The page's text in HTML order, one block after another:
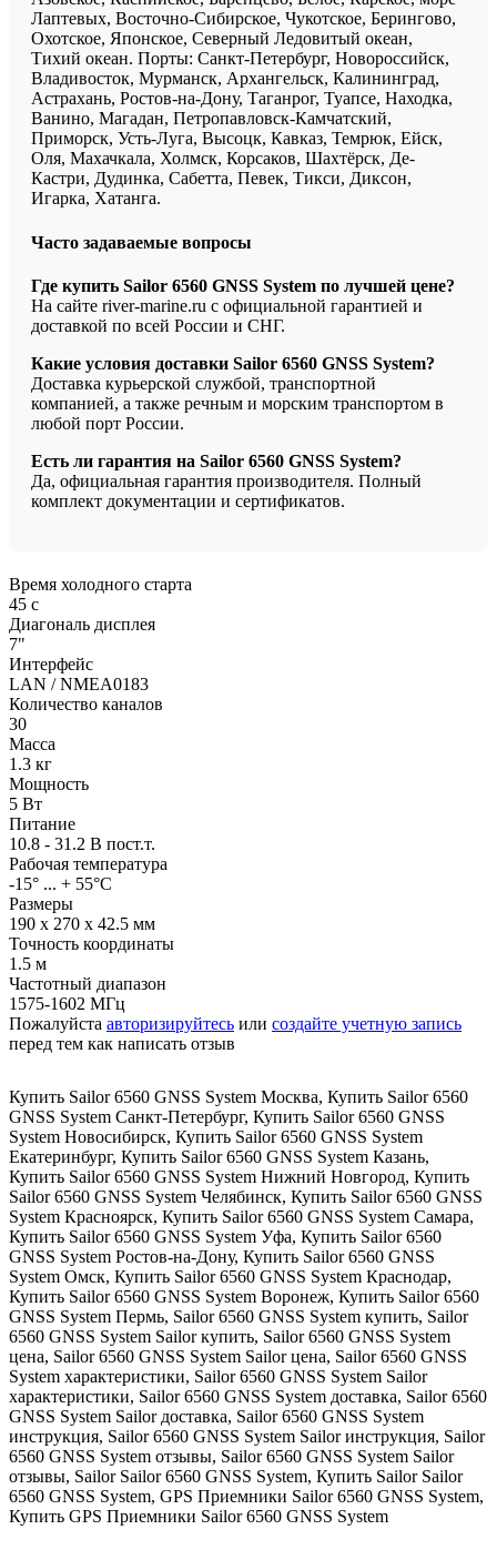
Лаптевых, Восточно-Сибирское, Чукотское, Берингово,
Охотское, Японское, Северный Ледовитый океан,
Тихий океан. Порты: Санкт-Петербург, Новороссийск,
Владивосток, Мурманск, Архангельск, Калининград,
Астрахань, Ростов-на-Дону, Таганрог, Туапсе, Находка,
Ванино, Магадан, Петропавловск-Камчатский,
Приморск, Усть-Луга, Высоцк, Кавказ, Темрюк, Ейск,
Оля, Махачкала, Холмск, Корсаков, Шахтёрск, Де-
Кастри, Дудинка, Сабетта, Певек, Тикси, Диксон,
Игарка, Хатанга.
Часто задаваемые вопросы
Где купить Sailor 6560 GNSS System по лучшей цене?
На сайте river-marine.ru с официальной гарантией и
доставкой по всей России и СНГ.
Какие условия доставки Sailor 6560 GNSS System?
Доставка курьерской службой, транспортной
компанией, а также речным и морским транспортом в
любой порт России.
Есть ли гарантия на Sailor 6560 GNSS System?
Да, официальная гарантия производителя. Полный
комплект документации и сертификатов.
Время холодного старта
45 с
Диагональ дисплея
7"
Интерфейс
LAN / NMEA0183
Количество каналов
30
Масса
1.3 кг
Мощность
5 Вт
Питание
10.8 - 31.2 В пост.т.
Рабочая температура
-15° ... + 55°C
Размеры
190 х 270 х 42.5 мм
Точность координаты
1.5 м
Частотный диапазон
1575-1602 МГц
Пожалуйста авторизируйтесь или создайте учетную запись
перед тем как написать отзыв
Купить Sailor 6560 GNSS System Москва, Купить Sailor 6560
GNSS System Санкт-Петербург, Купить Sailor 6560 GNSS
System Новосибирск, Купить Sailor 6560 GNSS System
Екатеринбург, Купить Sailor 6560 GNSS System Казань,
Купить Sailor 6560 GNSS System Нижний Новгород, Купить
Sailor 6560 GNSS System Челябинск, Купить Sailor 6560 GNSS
System Красноярск, Купить Sailor 6560 GNSS System Самара,
Купить Sailor 6560 GNSS System Уфа, Купить Sailor 6560
GNSS System Ростов-на-Дону, Купить Sailor 6560 GNSS
System Омск, Купить Sailor 6560 GNSS System Краснодар,
Купить Sailor 6560 GNSS System Воронеж, Купить Sailor 6560
GNSS System Пермь, Sailor 6560 GNSS System купить, Sailor
6560 GNSS System Sailor купить, Sailor 6560 GNSS System
цена, Sailor 6560 GNSS System Sailor цена, Sailor 6560 GNSS
System характеристики, Sailor 6560 GNSS System Sailor
характеристики, Sailor 6560 GNSS System доставка, Sailor 6560
GNSS System Sailor доставка, Sailor 6560 GNSS System
инструкция, Sailor 6560 GNSS System Sailor инструкция, Sailor
6560 GNSS System отзывы, Sailor 6560 GNSS System Sailor
отзывы, Sailor Sailor 6560 GNSS System, Купить Sailor Sailor
6560 GNSS System, GPS Приемники Sailor 6560 GNSS System,
Купить GPS Приемники Sailor 6560 GNSS System